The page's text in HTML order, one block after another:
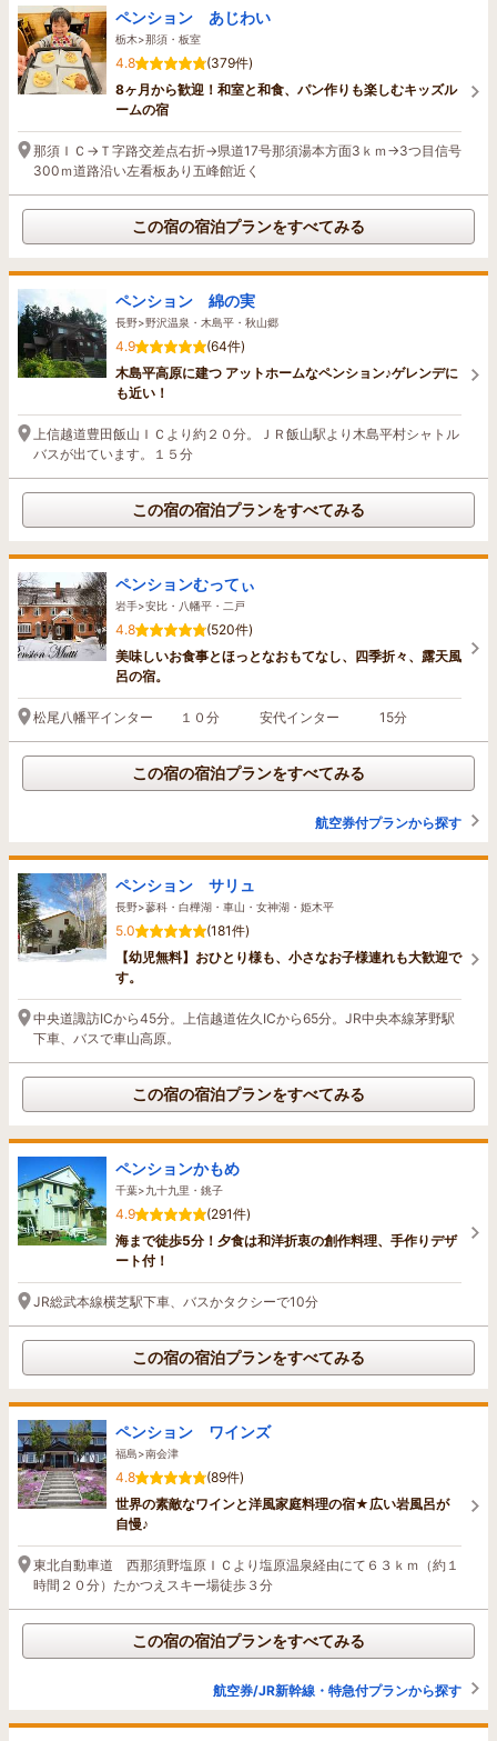
ペンション あじわい
栃木>那須・板室
4.8
(379件)
8ヶ月から歓迎！和室と和食、パン作りも楽しむキッズル
ームの宿
那須ＩＣ→Ｔ字路交差点右折→県道17号那須湯本方面3ｋｍ→3つ目信号
300ｍ道路沿い左看板あり五峰館近く
この宿の宿泊プランをすべてみる
ペンション 綿の実
長野>野沢温泉・木島平・秋山郷
4.9
(64件)
木島平高原に建つ アットホームなペンション♪ゲレンデに
も近い！
上信越道豊田飯山ＩＣより約２０分。ＪＲ飯山駅より木島平村シャトル
バスが出ています。１５分
この宿の宿泊プランをすべてみる
ペンションむってぃ
岩手>安比・八幡平・二戸
4.8
(520件)
美味しいお食事とほっとなおもてなし、四季折々、露天風
呂の宿。
松尾八幡平インター １０分 安代インター 15分
この宿の宿泊プランをすべてみる
航空券付プランから探す
ペンション サリュ
長野>蓼科・白樺湖・車山・女神湖・姫木平
5.0
(181件)
【幼児無料】おひとり様も、小さなお子様連れも大歓迎で
す。
中央道諏訪ICから45分。上信越道佐久ICから65分。JR中央本線茅野駅
下車、バスで車山高原。
この宿の宿泊プランをすべてみる
ペンションかもめ
千葉>九十九里・銚子
4.9
(291件)
海まで徒歩5分！夕食は和洋折衷の創作料理、手作りデザ
ート付！
JR総武本線横芝駅下車、バスかタクシーで10分
この宿の宿泊プランをすべてみる
ペンション ワインズ
福島>南会津
4.8
(89件)
世界の素敵なワインと洋風家庭料理の宿★広い岩風呂が
自慢♪
東北自動車道 西那須野塩原ＩＣより塩原温泉経由にて６３ｋｍ（約１
時間２０分）たかつえスキー場徒歩３分
この宿の宿泊プランをすべてみる
航空券/JR新幹線・特急付プランから探す